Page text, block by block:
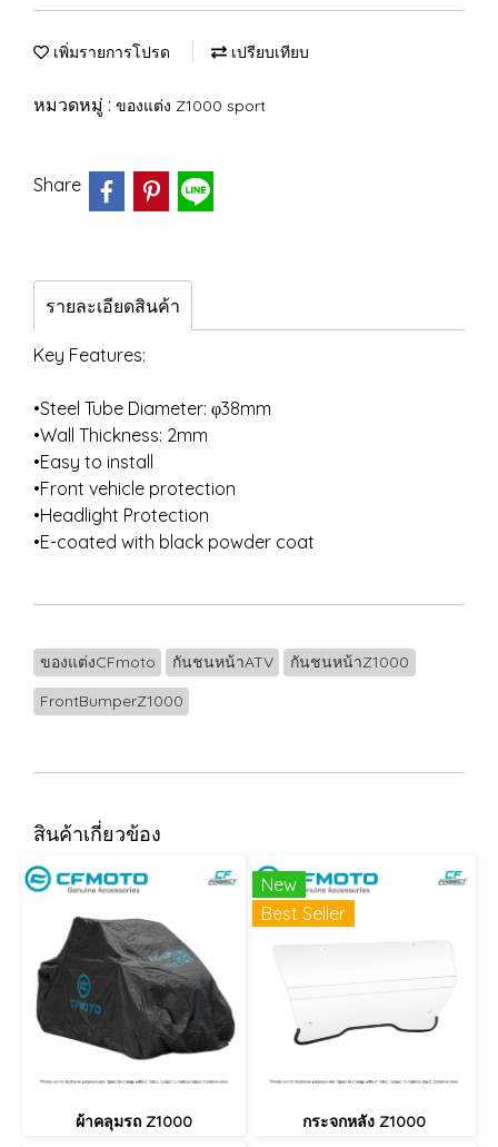
เพิ่มรายการโปรด เปรียบเทียบ
หมวดหมู่ : ของแต่ง Z1000 sport
Share
รายละเอียดสินค้า
Key Features:
•Steel Tube Diameter: φ38mm
•Wall Thickness: 2mm
•Easy to install
•Front vehicle protection
•Headlight Protection
•E-coated with black powder coat
ของแต่งCFmoto กันชนหน้าATV
กันชนหน้าZ1000
FrontBumperZ1000
สินค้าเกี่ยวข้อง
ผ้าคลุมรถ Z1000
New
Best Seller
กระจกหลัง Z1000